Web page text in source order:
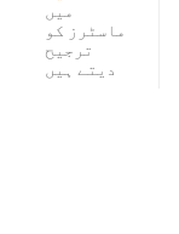
میں
ماسٹرز کو
ترجیح
دیتے ہیں